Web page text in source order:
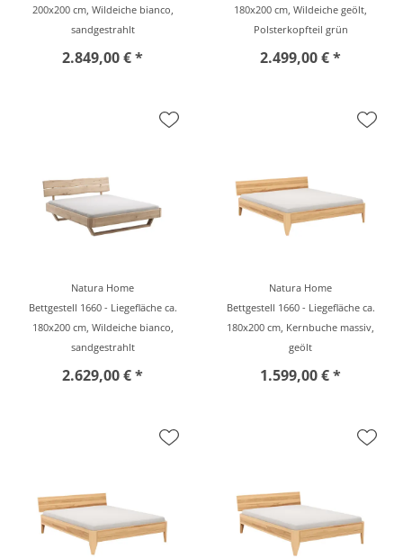
200x200 cm, Wildeiche bianco,
sandgestrahlt
2.849,00 € *
180x200 cm, Wildeiche geölt,
Polsterkopfteil grün
2.499,00 € *
Natura Home
Bettgestell 1660 - Liegefläche ca.
180x200 cm, Wildeiche bianco,
sandgestrahlt
2.629,00 € *
Natura Home
Bettgestell 1660 - Liegefläche ca.
180x200 cm, Kernbuche massiv,
geölt
1.599,00 € *